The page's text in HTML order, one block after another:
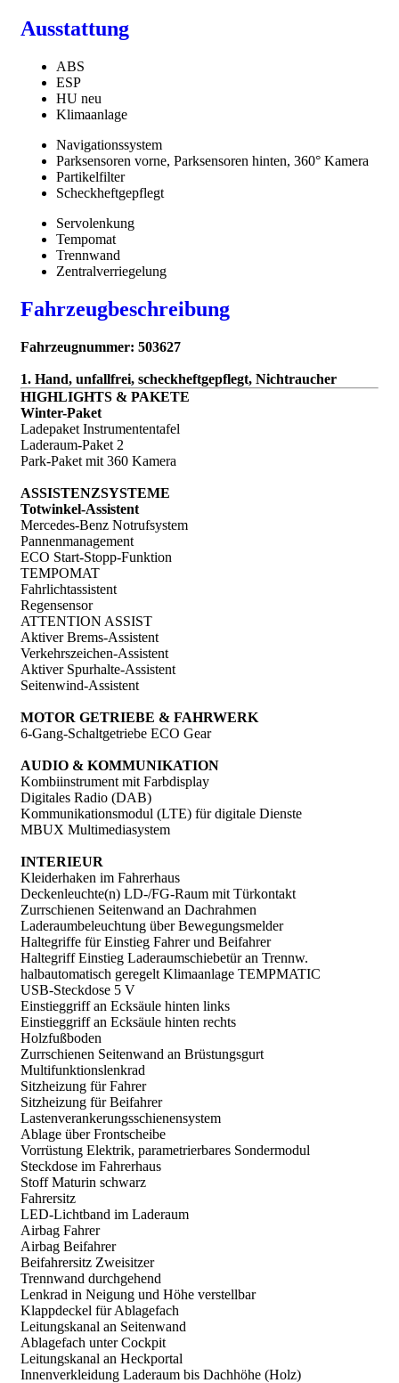
Ausstattung
ABS
ESP
HU neu
Klimaanlage
Navigationssystem
Parksensoren vorne, Parksensoren hinten, 360° Kamera
Partikelfilter
Scheckheftgepflegt
Servolenkung
Tempomat
Trennwand
Zentralverriegelung
Fahrzeugbeschreibung
Fahrzeugnummer: 503627
1. Hand, unfallfrei, scheckheftgepflegt, Nichtraucher
HIGHLIGHTS & PAKETE
Winter-Paket
Ladepaket Instrumententafel
Laderaum-Paket 2
Park-Paket mit 360 Kamera
ASSISTENZSYSTEME
Totwinkel-Assistent
Mercedes-Benz Notrufsystem
Pannenmanagement
ECO Start-Stopp-Funktion
TEMPOMAT
Fahrlichtassistent
Regensensor
ATTENTION ASSIST
Aktiver Brems-Assistent
Verkehrszeichen-Assistent
Aktiver Spurhalte-Assistent
Seitenwind-Assistent
MOTOR GETRIEBE & FAHRWERK
6-Gang-Schaltgetriebe ECO Gear
AUDIO & KOMMUNIKATION
Kombiinstrument mit Farbdisplay
Digitales Radio (DAB)
Kommunikationsmodul (LTE) für digitale Dienste
MBUX Multimediasystem
INTERIEUR
Kleiderhaken im Fahrerhaus
Deckenleuchte(n) LD-/FG-Raum mit Türkontakt
Zurrschienen Seitenwand an Dachrahmen
Laderaumbeleuchtung über Bewegungsmelder
Haltegriffe für Einstieg Fahrer und Beifahrer
Haltegriff Einstieg Laderaumschiebetür an Trennw.
halbautomatisch geregelt Klimaanlage TEMPMATIC
USB-Steckdose 5 V
Einstieggriff an Ecksäule hinten links
Einstieggriff an Ecksäule hinten rechts
Holzfußboden
Zurrschienen Seitenwand an Brüstungsgurt
Multifunktionslenkrad
Sitzheizung für Fahrer
Sitzheizung für Beifahrer
Lastenverankerungsschienensystem
Ablage über Frontscheibe
Vorrüstung Elektrik, parametrierbares Sondermodul
Steckdose im Fahrerhaus
Stoff Maturin schwarz
Fahrersitz
LED-Lichtband im Laderaum
Airbag Fahrer
Airbag Beifahrer
Beifahrersitz Zweisitzer
Trennwand durchgehend
Lenkrad in Neigung und Höhe verstellbar
Klappdeckel für Ablagefach
Leitungskanal an Seitenwand
Ablagefach unter Cockpit
Leitungskanal an Heckportal
Innenverkleidung Laderaum bis Dachhöhe (Holz)